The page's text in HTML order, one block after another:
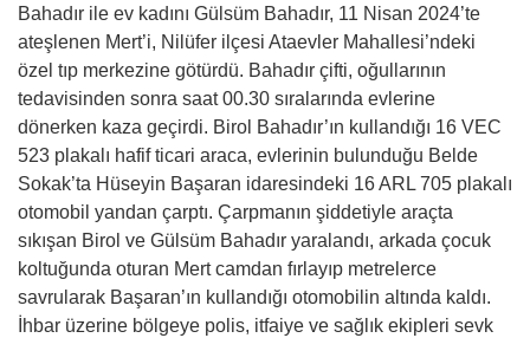
Bahadır ile ev kadını Gülsüm Bahadır, 11 Nisan 2024’te
ateşlenen Mert’i, Nilüfer ilçesi Ataevler Mahallesi’ndeki
özel tıp merkezine götürdü. Bahadır çifti, oğullarının
tedavisinden sonra saat 00.30 sıralarında evlerine
dönerken kaza geçirdi. Birol Bahadır’ın kullandığı 16 VEC
523 plakalı hafif ticari araca, evlerinin bulunduğu Belde
Sokak’ta Hüseyin Başaran idaresindeki 16 ARL 705 plakalı
otomobil yandan çarptı. Çarpmanın şiddetiyle araçta
sıkışan Birol ve Gülsüm Bahadır yaralandı, arkada çocuk
koltuğunda oturan Mert camdan fırlayıp metrelerce
savrularak Başaran’ın kullandığı otomobilin altında kaldı.
İhbar üzerine bölgeye polis, itfaiye ve sağlık ekipleri sevk